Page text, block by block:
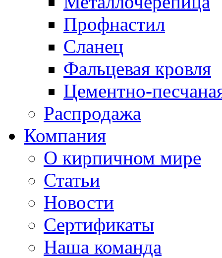
Профнастил
Сланец
Фальцевая кровля
Цементно-
Распродажа
Компания
О кирпичном мире
Статьи
Новости
Сертификаты
Наша команда